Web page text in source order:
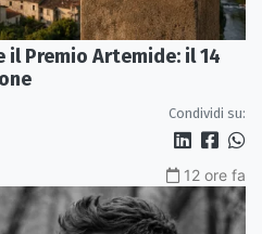
Premio Artemide: il 14
Condividi su:
12 ore fa